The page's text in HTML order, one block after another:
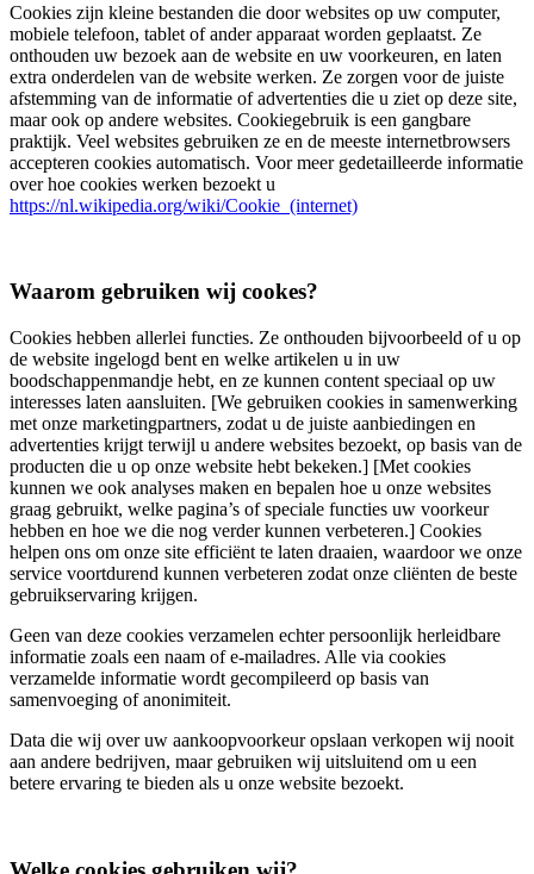
Cookies zijn kleine bestanden die door websites op uw computer,
mobiele telefoon, tablet of ander apparaat worden geplaatst. Ze
onthouden uw bezoek aan de website en uw voorkeuren, en laten
extra onderdelen van de website werken. Ze zorgen voor de juiste
afstemming van de informatie of advertenties die u ziet op deze site,
maar ook op andere websites. Cookiegebruik is een gangbare
praktijk. Veel websites gebruiken ze en de meeste internetbrowsers
accepteren cookies automatisch. Voor meer gedetailleerde informatie
over hoe cookies werken bezoekt u
https://nl.wikipedia.org/wiki/Cookie_(internet)
Waarom gebruiken wij cookes?
Cookies hebben allerlei functies. Ze onthouden bijvoorbeeld of u op
de website ingelogd bent en welke artikelen u in uw
boodschappenmandje hebt, en ze kunnen content speciaal op uw
interesses laten aansluiten. [We gebruiken cookies in samenwerking
met onze marketingpartners, zodat u de juiste aanbiedingen en
advertenties krijgt terwijl u andere websites bezoekt, op basis van de
producten die u op onze website hebt bekeken.] [Met cookies
kunnen we ook analyses maken en bepalen hoe u onze websites
graag gebruikt, welke pagina’s of speciale functies uw voorkeur
hebben en hoe we die nog verder kunnen verbeteren.] Cookies
helpen ons om onze site efficiënt te laten draaien, waardoor we onze
service voortdurend kunnen verbeteren zodat onze cliënten de beste
gebruikservaring krijgen.
Geen van deze cookies verzamelen echter persoonlijk herleidbare
informatie zoals een naam of e-mailadres. Alle via cookies
verzamelde informatie wordt gecompileerd op basis van
samenvoeging of anonimiteit.
Data die wij over uw aankoopvoorkeur opslaan verkopen wij nooit
aan andere bedrijven, maar gebruiken wij uitsluitend om u een
betere ervaring te bieden als u onze website bezoekt.